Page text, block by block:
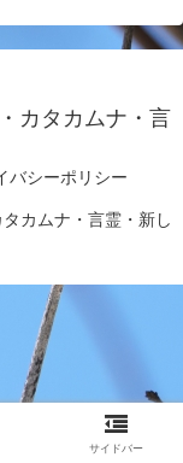
カタカムナ・言
バシーポリシー
カムナ・言霊・新し
サイドバー